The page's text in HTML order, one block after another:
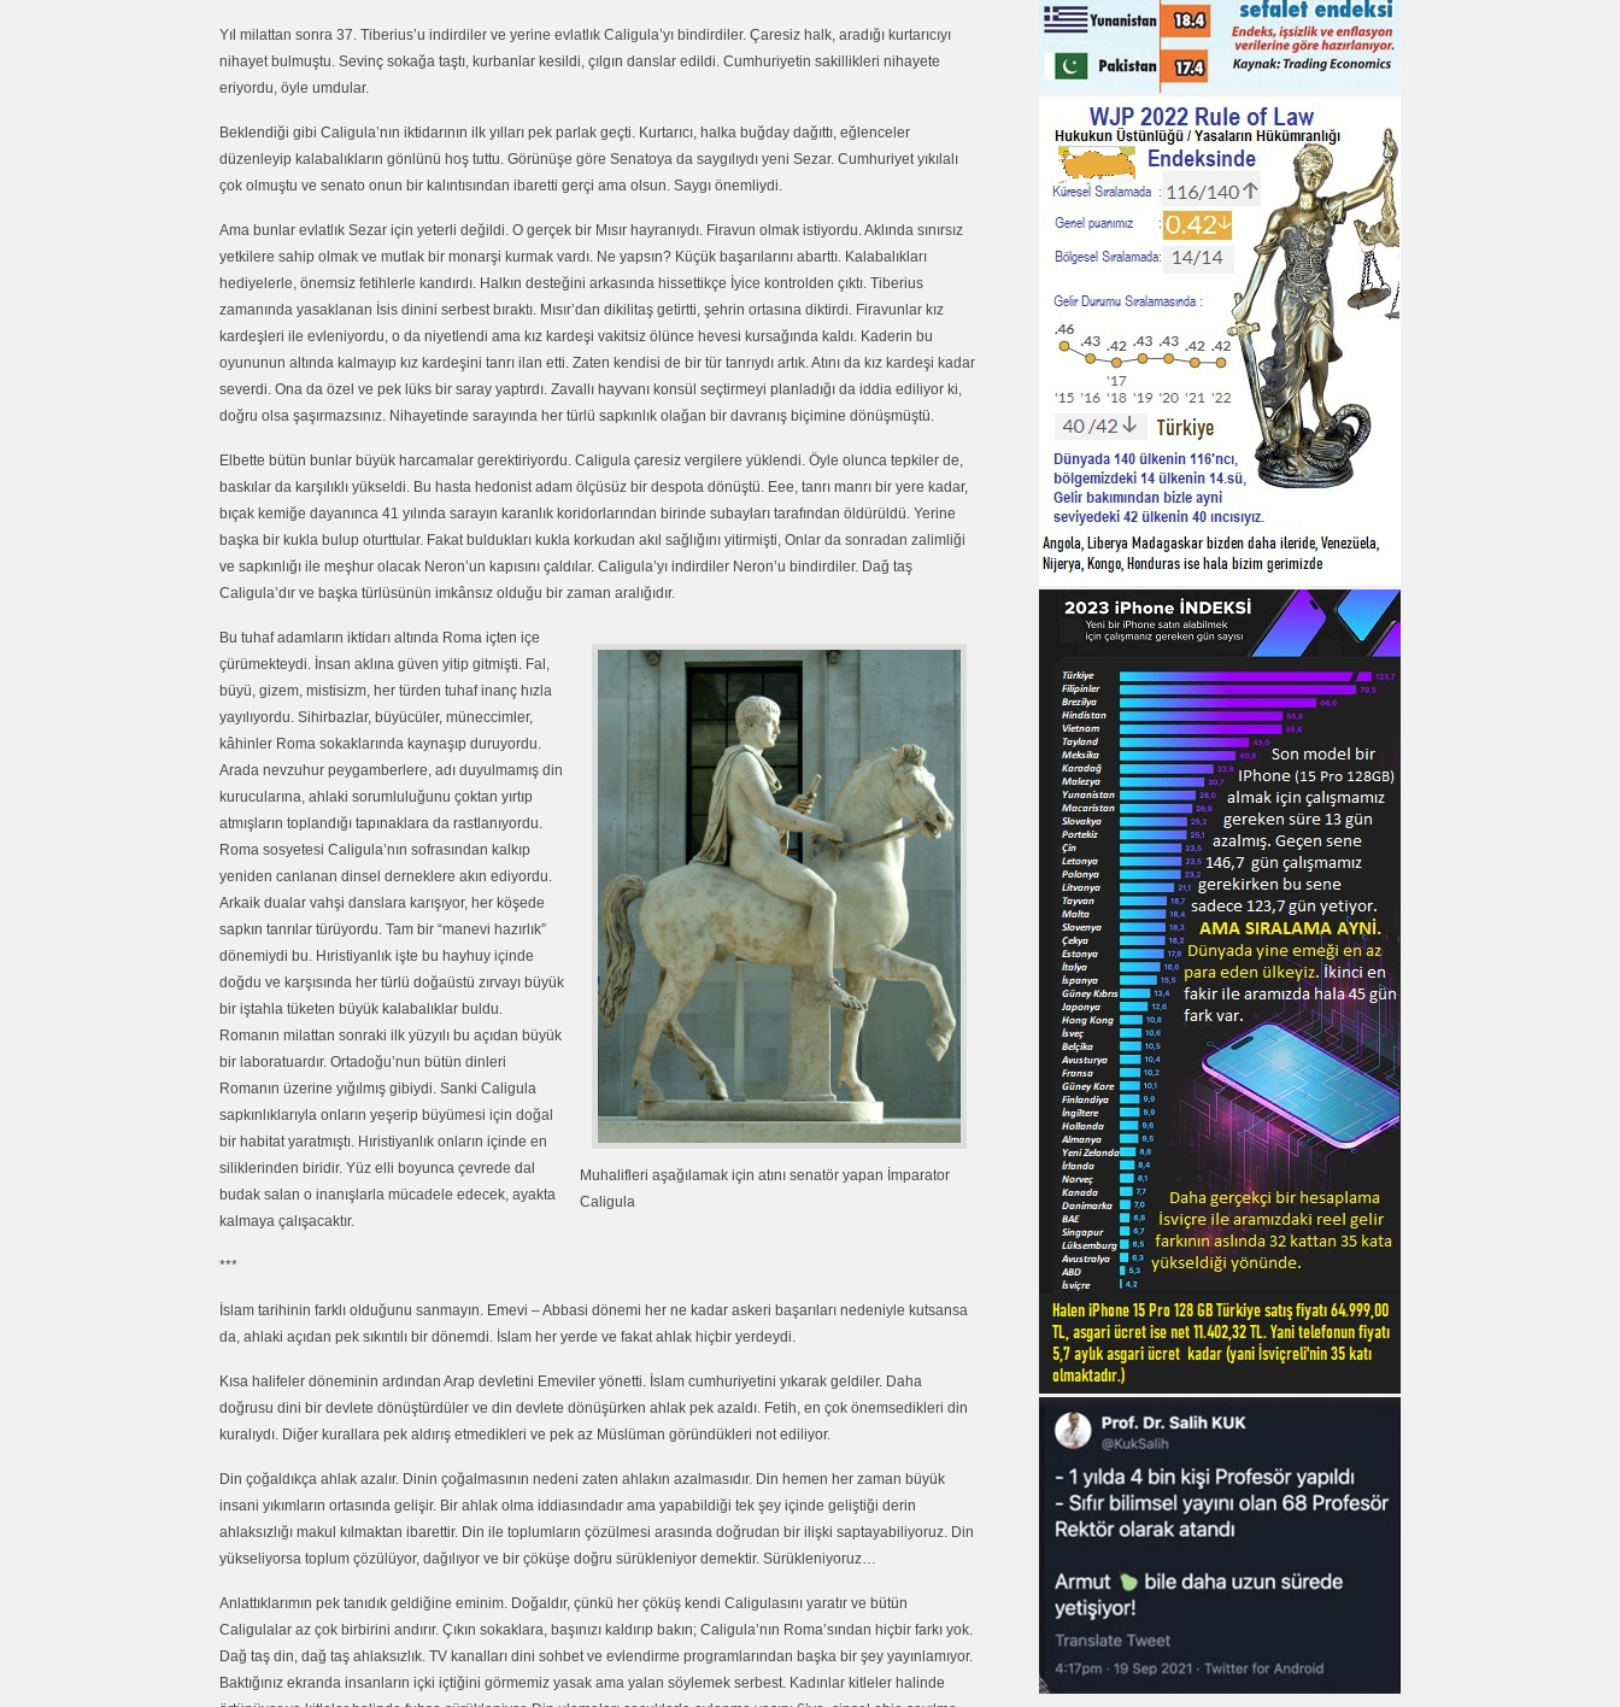
Yıl milattan sonra 37. Tiberius’u indirdiler ve yerine evlatlık Caligula’yı bindirdiler. Çaresiz halk, aradığı kurtarıcıyı
nihayet bulmuştu. Sevinç sokağa taştı, kurbanlar kesildi, çılgın danslar edildi. Cumhuriyetin sakillikleri nihayete
eriyordu, öyle umdular.
Beklendiği gibi Caligula’nın iktidarının ilk yılları pek parlak geçti. Kurtarıcı, halka buğday dağıttı, eğlenceler
düzenleyip kalabalıkların gönlünü hoş tuttu. Görünüşe göre Senatoya da saygılıydı yeni Sezar. Cumhuriyet yıkılalı
çok olmuştu ve senato onun bir kalıntısından ibaretti gerçi ama olsun. Saygı önemliydi.
Ama bunlar evlatlık Sezar için yeterli değildi. O gerçek bir Mısır hayranıydı. Firavun olmak istiyordu. Aklında sınırsız
yetkilere sahip olmak ve mutlak bir monarşi kurmak vardı. Ne yapsın? Küçük başarılarını abarttı. Kalabalıkları
hediyelerle, önemsiz fetihlerle kandırdı. Halkın desteğini arkasında hissettikçe İyice kontrolden çıktı. Tiberius
zamanında yasaklanan İsis dinini serbest bıraktı. Mısır’dan dikilitaş getirtti, şehrin ortasına diktirdi. Firavunlar kız
kardeşleri ile evleniyordu, o da niyetlendi ama kız kardeşi vakitsiz ölünce hevesi kursağında kaldı. Kaderin bu
oyununun altında kalmayıp kız kardeşini tanrı ilan etti. Zaten kendisi de bir tür tanrıydı artık. Atını da kız kardeşi kadar
severdi. Ona da özel ve pek lüks bir saray yaptırdı. Zavallı hayvanı konsül seçtirmeyi planladığı da iddia ediliyor ki,
doğru olsa şaşırmazsınız. Nihayetinde sarayında her türlü sapkınlık olağan bir davranış biçimine dönüşmüştü.
Elbette bütün bunlar büyük harcamalar gerektiriyordu. Caligula çaresiz vergilere yüklendi. Öyle olunca tepkiler de,
baskılar da karşılıklı yükseldi. Bu hasta hedonist adam ölçüsüz bir despota dönüştü. Eee, tanrı manrı bir yere kadar,
bıçak kemiğe dayanınca 41 yılında sarayın karanlık koridorlarından birinde subayları tarafından öldürüldü. Yerine
başka bir kukla bulup oturttular. Fakat buldukları kukla korkudan akıl sağlığını yitirmişti, Onlar da sonradan zalimliği
ve sapkınlığı ile meşhur olacak Neron’un kapısını çaldılar. Caligula’yı indirdiler Neron’u bindirdiler. Dağ taş
Caligula’dır ve başka türlüsünün imkânsız olduğu bir zaman aralığıdır.
Muhalifleri aşağılamak için atını senatör yapan İmparator
Caligula
Bu tuhaf adamların iktidarı altında Roma içten içe
çürümekteydi. İnsan aklına güven yitip gitmişti. Fal,
büyü, gizem, mistisizm, her türden tuhaf inanç hızla
yayılıyordu. Sihirbazlar, büyücüler, müneccimler,
kâhinler Roma sokaklarında kaynaşıp duruyordu.
Arada nevzuhur peygamberlere, adı duyulmamış din
kurucularına, ahlaki sorumluluğunu çoktan yırtıp
atmışların toplandığı tapınaklara da rastlanıyordu.
Roma sosyetesi Caligula’nın sofrasından kalkıp
yeniden canlanan dinsel derneklere akın ediyordu.
Arkaik dualar vahşi danslara karışıyor, her köşede
sapkın tanrılar türüyordu. Tam bir “manevi hazırlık”
dönemiydi bu. Hıristiyanlık işte bu hayhuy içinde
doğdu ve karşısında her türlü doğaüstü zırvayı büyük
bir iştahla tüketen büyük kalabalıklar buldu.
Romanın milattan sonraki ilk yüzyılı bu açıdan büyük
bir laboratuardır. Ortadoğu’nun bütün dinleri
Romanın üzerine yığılmış gibiydi. Sanki Caligula
sapkınlıklarıyla onların yeşerip büyümesi için doğal
bir habitat yaratmıştı. Hıristiyanlık onların içinde en
siliklerinden biridir. Yüz elli boyunca çevrede dal
budak salan o inanışlarla mücadele edecek, ayakta
kalmaya çalışacaktır.
***
İslam tarihinin farklı olduğunu sanmayın. Emevi – Abbasi dönemi her ne kadar askeri başarıları nedeniyle kutsansa
da, ahlaki açıdan pek sıkıntılı bir dönemdi. İslam her yerde ve fakat ahlak hiçbir yerdeydi.
Kısa halifeler döneminin ardından Arap devletini Emeviler yönetti. İslam cumhuriyetini yıkarak geldiler. Daha
doğrusu dini bir devlete dönüştürdüler ve din devlete dönüşürken ahlak pek azaldı. Fetih, en çok önemsedikleri din
kuralıydı. Diğer kurallara pek aldırış etmedikleri ve pek az Müslüman göründükleri not ediliyor.
Din çoğaldıkça ahlak azalır. Dinin çoğalmasının nedeni zaten ahlakın azalmasıdır. Din hemen her zaman büyük
insani yıkımların ortasında gelişir. Bir ahlak olma iddiasındadır ama yapabildiği tek şey içinde geliştiği derin
ahlaksızlığı makul kılmaktan ibarettir. Din ile toplumların çözülmesi arasında doğrudan bir ilişki saptayabiliyoruz. Din
yükseliyorsa toplum çözülüyor, dağılıyor ve bir çöküşe doğru sürükleniyor demektir. Sürükleniyoruz…
Anlattıklarımın pek tanıdık geldiğine eminim. Doğaldır, çünkü her çöküş kendi Caligulasını yaratır ve bütün
Caligulalar az çok birbirini andırır. Çıkın sokaklara, başınızı kaldırıp bakın; Caligula’nın Roma’sından hiçbir farkı yok.
Dağ taş din, dağ taş ahlaksızlık. TV kanalları dini sohbet ve evlendirme programlarından başka bir şey yayınlamıyor.
Baktığınız ekranda insanların içki içtiğini görmemiz yasak ama yalan söylemek serbest. Kadınlar kitleler halinde